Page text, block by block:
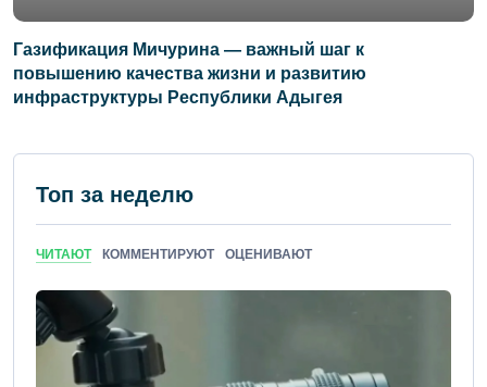
Газификация Мичурина — важный шаг к
повышению качества жизни и развитию
инфраструктуры Республики Адыгея
Топ за неделю
ЧИТАЮТ КОММЕНТИРУЮТ ОЦЕНИВАЮТ